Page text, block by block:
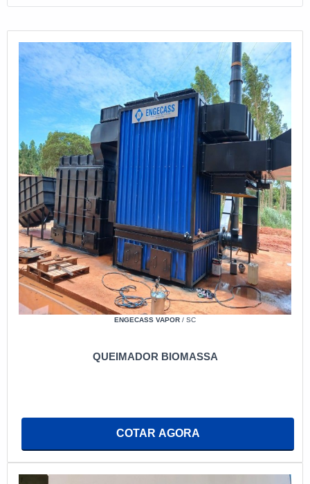
disponíveis!
Você pode se interessar também por Queimador a
. Veja mais detalhes ou solicite um orçamento
com um dos fornecedores disponíveis!
ENGECASS VAPOR / SC
QUEIMADOR BIOMASSA
COTAR AGORA